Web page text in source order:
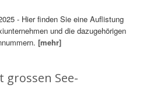
- Hier finden Sie eine Auflistung
und die dazugehörigen
[mehr]
grossen See-